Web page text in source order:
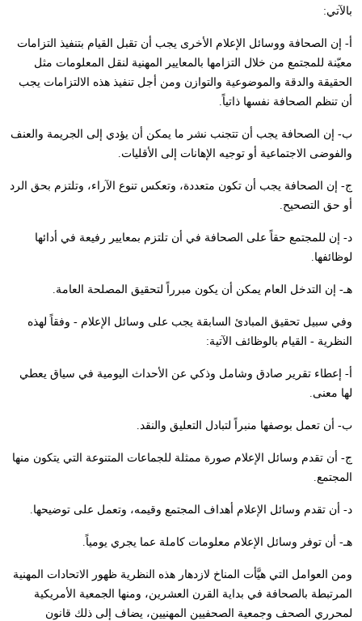
بالآتي:
أ- إن الصحافة ووسائل الإعلام الأخرى يجب أن تقبل القيام بتنفيذ التزامات
معيّنة للمجتمع من خلال التزامها بالمعايير المهنية لنقل المعلومات مثل
الحقيقة والدقة والموضوعية والتوازن ومن أجل تنفيذ هذه الالتزامات يجب
أن تنظم الصحافة نفسها ذاتياً.
ب- إن الصحافة يجب أن تتجنب نشر ما يمكن أن يؤدي إلى الجريمة والعنف
والفوضى الاجتماعية أو توجيه الإهانات إلى الأقليات.
ج- إن الصحافة يجب أن تكون متعددة، وتعكس تنوع الآراء، وتلتزم بحق الرد
أو حق التصحيح.
د- إن للمجتمع حقاً على الصحافة في أن تلتزم بمعايير رفيعة في أدائها
لوظائفها.
هـ- إن التدخل العام يمكن أن يكون مبرراً لتحقيق المصلحة العامة.
وفي سبيل تحقيق المبادئ السابقة يجب على وسائل الإعلام - وفقاً لهذه
النظرية - القيام بالوظائف الآتية:
أ- إعطاء تقرير صادق وشامل وذكي عن الأحداث اليومية في سياق يعطي
لها معنى.
ب- أن تعمل بوصفها منبراً لتبادل التعليق والنقد.
ج- أن تقدم وسائل الإعلام صورة ممثلة للجماعات المتنوعة التي يتكون منها
المجتمع.
د- أن تقدم وسائل الإعلام أهداف المجتمع وقيمه، وتعمل على توضيحها.
هـ- أن توفر وسائل الإعلام معلومات كاملة عما يجري يومياً.
ومن العوامل التي هيَّأت المناخ لازدهار هذه النظرية ظهور الاتحادات المهنية
المرتبطة بالصحافة في بداية القرن العشرين، ومنها الجمعية الأمريكية
لمحرري الصحف وجمعية الصحفيين المهنيين، يضاف إلى ذلك قانون